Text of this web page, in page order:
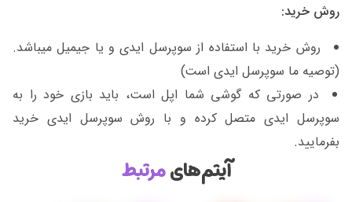
روش خرید:
روش خرید با استفاده از سوپرسل ایدی و یا جیمیل میباشد.
(توصیه ما سوپرسل ایدی است)
در صورتی که گوشی شما اپل است، باید بازی خود را به
سوپرسل ایدی متصل کرده و با روش سوپرسل ایدی خرید
بفرمایید.
آیتم‌هایمرتبط